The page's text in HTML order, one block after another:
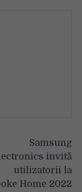
Samsung
invită
utilizatorii la
Home 2022